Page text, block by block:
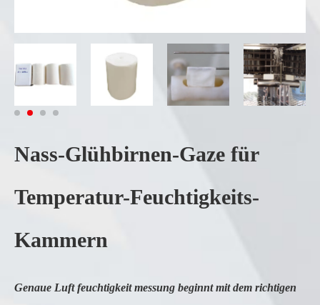
Nass-Glühbirnen-Gaze für
Temperatur-Feuchtigkeits-
Kammern
Genaue Luft feuchtigkeit messung beginnt mit dem richtigen